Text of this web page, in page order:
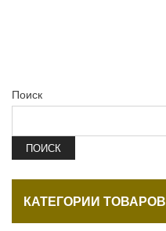
Поиск
ПОИСК
КАТЕГОРИИ ТОВАРОВ